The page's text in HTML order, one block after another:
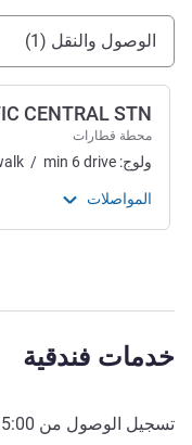
الوصول والتنقل
الوصول والنقل (1)
CENTRAL STN
محطة قطارات
ولوج: / min 6drive
المواصلات
خدمات فندقية
تسجيل الوصول من